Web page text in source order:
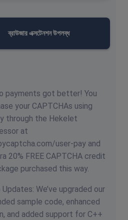
ব্রাউজার এক্সটেনশন উপলব্ধ
payments got better! You
your CAPTCHAs using
through the Hekelet
at
user-pay and
20% FREE CAPTCHA credit
purchased this way.
We’ve upgraded our
sample code, enhanced
and added support for C++